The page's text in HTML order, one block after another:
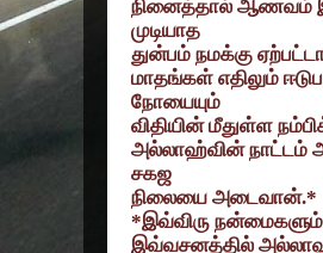
நினைத்தால் ஆணவம்
முடியாத
துன்பம் நமக்கு
மாதங்கள் எதிலும்
நோயையும்
விதியின் மீதுள்ள
அல்லாஹ்வின் நாட்டம்
சகஜ
நிலையை அடைவான்.*
*இவ்விரு நன்மைகளும்
இவ்வசனத்தில் அல்லாஹ்